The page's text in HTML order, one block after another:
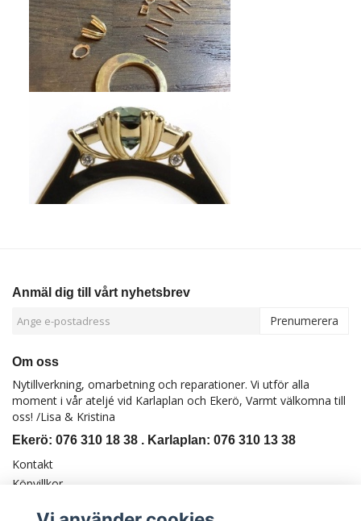
Anmäl dig till vårt nyhetsbrev
Prenumerera
Om oss
Nytillverkning, omarbetning och reparationer. Vi utför alla
moment i vår ateljé vid Karlaplan och Ekerö, Varmt välkomna till
oss! /Lisa & Kristina
Ekerö: 076 310 18 38 . Karlaplan: 076 310 13 38
Kontakt
Köpvillkor